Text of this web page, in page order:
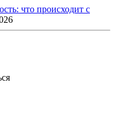
что происходит с